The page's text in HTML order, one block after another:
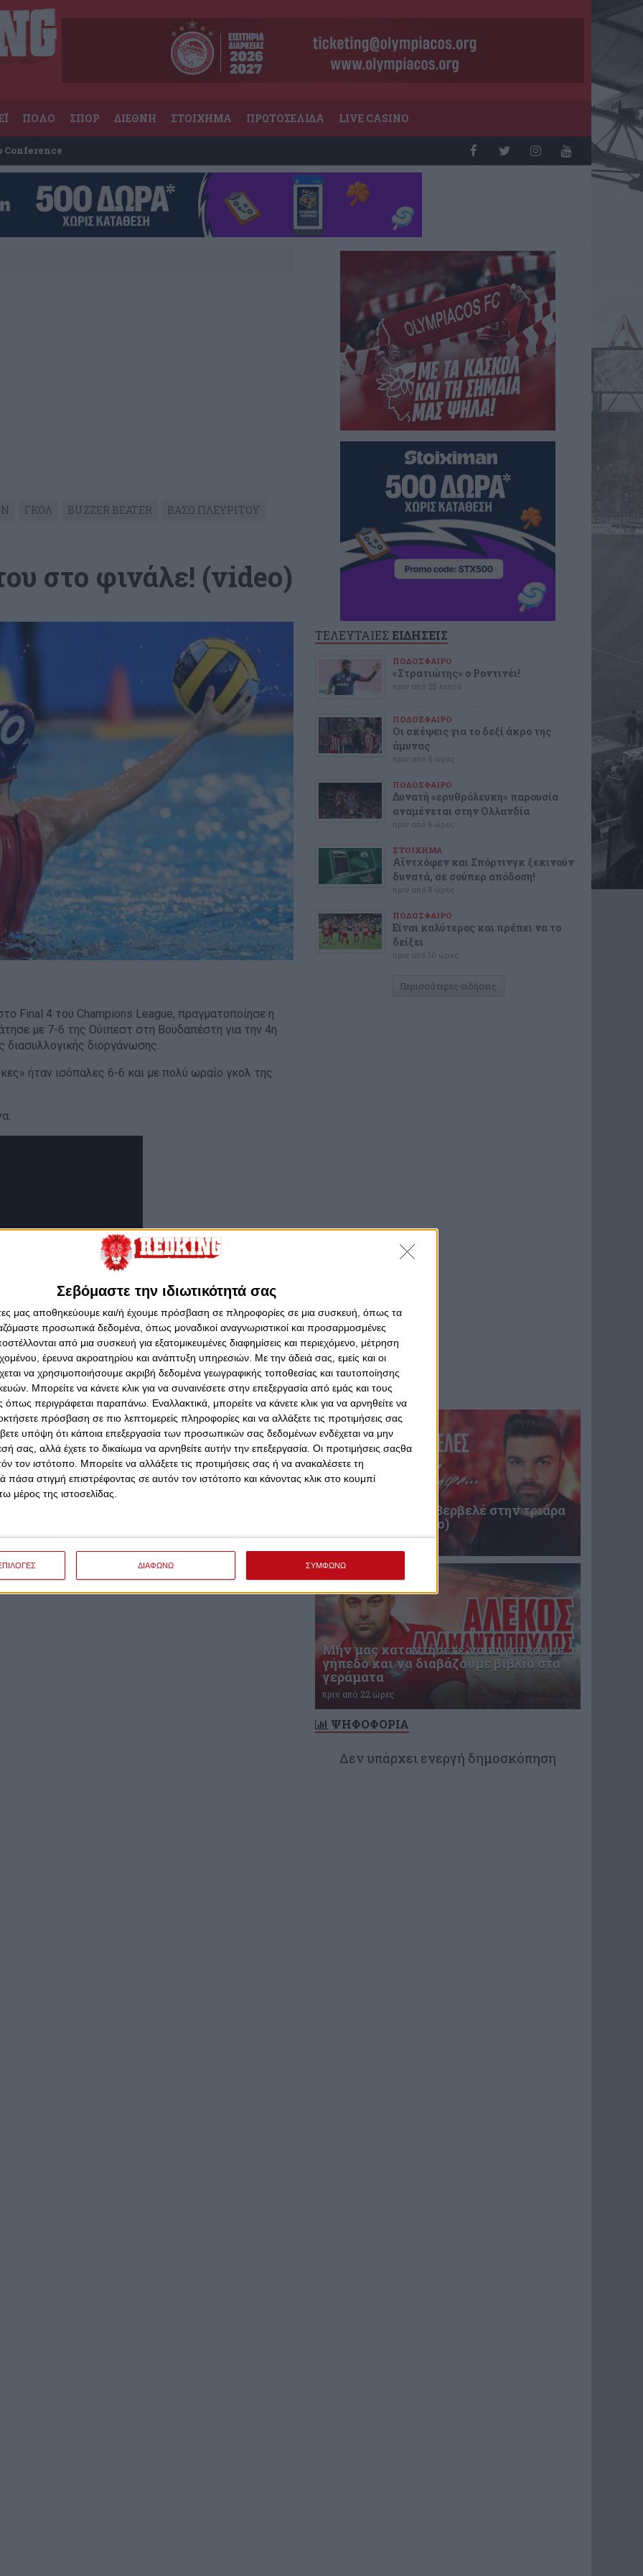
Σεβόμαστε την ιδιωτικότητά σας
μας αποθηκεύουμε και/ή έχουμε πρόσβαση σε πληροφορίες σε μια συσκευή, όπως τα
προσωπικά δεδομένα, όπως μοναδικοί αναγνωριστικοί και προσαρμοσμένες
από μια συσκευή για εξατομικευμένες διαφημίσεις και περιεχόμενο, μέτρηση
έρευνα ακροατηρίου και ανάπτυξη υπηρεσιών. Με την άδειά σας, εμείς και οι
να χρησιμοποιήσουμε ακριβή δεδομένα γεωγραφικής τοποθεσίας και ταυτοποίησης
Μπορείτε να κάνετε κλικ για να συναινέσετε στην επεξεργασία από εμάς και τους
περιγράφεται παραπάνω. Εναλλακτικά, μπορείτε να κάνετε κλικ για να αρνηθείτε να
πρόσβαση σε πιο λεπτομερείς πληροφορίες και να αλλάξετε τις προτιμήσεις σας
υπόψη ότι κάποια επεξεργασία των προσωπικών σας δεδομένων ενδέχεται να μην
σας, αλλά έχετε το δικαίωμα να αρνηθείτε αυτήν την επεξεργασία. Οι προτιμήσεις σαςθα
τον ιστότοπο. Μπορείτε να αλλάξετε τις προτιμήσεις σας ή να ανακαλέσετε τη
στιγμή επιστρέφοντας σε αυτόν τον ιστότοπο και κάνοντας κλικ στο κουμπί
μέρος της ιστοσελίδας.
ΔΙΑΦΩΝΩ ΣΥΜΦΩΝΩ
ΠΟΛΟ ΣΠΟΡ ΔΙΕΘΝΗ ΣΤΟΙΧΗΜΑ ΠΡΩΤΟΣΕΛΙΔΑ LIVE CASINO
Conference
ΓΚΟΛ BUZZER BEATER ΒΑΣΩ ΠΛΕΥΡΙΤΟΥ
στο φινάλε! (video)
Final 4 του Champions League, πραγματοποίησε η
με 7-6 της Ούιπεστ στη Βουδαπέστη για την 4η
διοργάνωσης.
ήταν ισόπαλες 6-6 και με πολύ ωραίο γκολ της
=
ΤΕΛΕΥΤΑΙΕΣ ΕΙΔΗΣΕΙΣ
ΠΟΔΟΣΦΑΙΡΟ
«Στρατιώτης» ο Ροντινέι!
πριν από 25 λεπτά
ΠΟΔΟΣΦΑΙΡΟ
Οι σκέψεις για το δεξί άκρο της
άμυνας
πριν από 5 ώρες
ΠΟΔΟΣΦΑΙΡΟ
Δυνατή «ερυθρόλευκη» παρουσία
αναμένεται στην Ολλανδία
πριν από 6 ώρες
ΣΤΟΙΧΗΜΑ
Αϊντχόφεν και Σπόρτινγκ ξεκινούν
δυνατά, σε σούπερ απόδοση!
πριν από 8 ώρες
ΠΟΔΟΣΦΑΙΡΟ
Είναι καλύτερος και πρέπει να το
δείξει
πριν από 10 ώρες
Περισσότερες ειδήσεις
Επική περιγραφή Βερβελέ στην τριάρα
του Θρύλου! (video)
31 Ιανουαρίου 2025
Μην μας καταντήσετε να πηγαίνουμε
γήπεδο και να διαβάζουμε βιβλία στα
γεράματα
πριν από 22 ώρες
ΨΗΦΟΦΟΡΙΑ
Δεν υπάρχει ενεργή δημοσκόπηση